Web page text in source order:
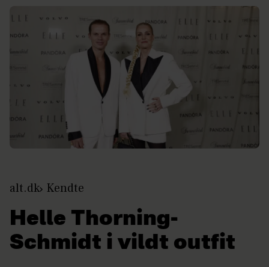
alt.dk Kendte
Helle Thorning-
Schmidt i vildt outfit